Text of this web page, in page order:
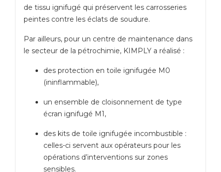
de tissu ignifugé qui préservent les carrosseries
peintes contre les éclats de soudure.
Par ailleurs, pour un centre de maintenance dans
le secteur de la pétrochimie, KIMPLY a réalisé :
des protection en toile ignifugée M0
(ininflammable),
un ensemble de cloisonnement de type
écran ignifugé M1,
des kits de toile ignifugée incombustible :
celles-ci servent aux opérateurs pour les
opérations d’interventions sur zones
sensibles.